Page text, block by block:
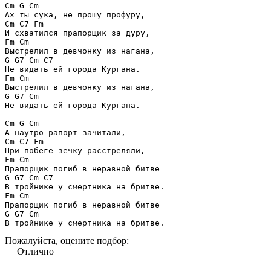
Cm G Cm
Ах ты сука, не прошу профуру,
Cm C7 Fm
И схватился прапорщик за дуру,
Fm Cm
Выстрелил в девчонку из нагана,
G G7 Cm C7
Не видать ей города Кургана.
Fm Cm
Выстрелил в девчонку из нагана,
G G7 Cm
Не видать ей города Кургана.
Cm G Cm
А наутро рапорт зачитали,
Cm C7 Fm
При побеге зечку расстреляли,
Fm Cm
Прапорщик погиб в неравной битве
G G7 Cm C7
В тройнике у смертника на бритве.
Fm Cm
Прапорщик погиб в неравной битве
G G7 Cm
В тройнике у смертника на бритве.
Пожалуйста, оцените подбор:
Отлично